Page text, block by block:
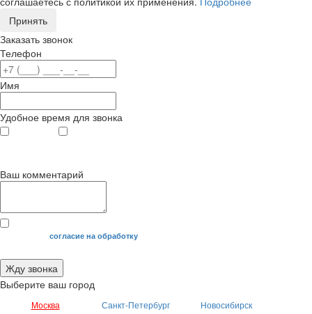
Принять
Заказать звонок
Телефон
Имя
Удобное время для звонка
Ваш комментарий
Я даю своесогласие на обработку
Жду звонка
Выберите ваш город
Москва Санкт-Петербург Новосибирск